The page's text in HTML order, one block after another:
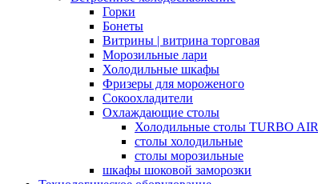
Горки
Бонеты
Витрины | витрина торговая
Морозильные лари
Холодильные шкафы
Фризеры для мороженого
Сокоохладители
Охлаждающие столы
Холодильные столы TURBO AIR
столы холодильные
столы морозильные
шкафы шоковой заморозки